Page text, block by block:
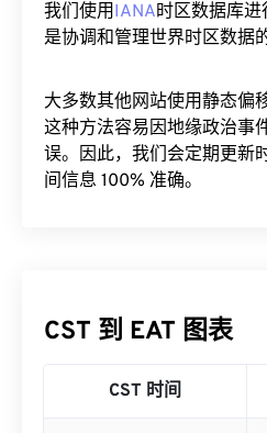
我们使用IANA时区数据库
是协调和管理世界时区数据
大多数其他网站使用静态偏
这种方法容易因地缘政治事
误。因此，我们会定期更新
间信息 100% 准确。
CST 到 EAT 图表
CST 时间